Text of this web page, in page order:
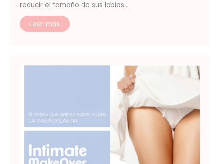
reducir el tamaño de sus labios…
Leer más